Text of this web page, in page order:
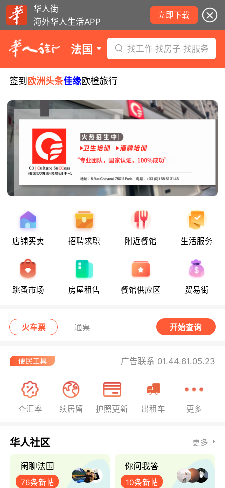
华人街
海外华人生活APP
立即下载
法国 找工作 找房子 找服务
签到 欧洲头条佳缘欧橙旅行
店铺买卖 招聘求职 附近餐馆 生活服务
跳蚤市场 房屋租售 餐馆供应区 贸易街
火车票 通票 开始查询
广告联系 01.44.61.05.23
查汇率 续居留 护照更新 出租车 更多
华人社区 更多
闲聊法国
76条新帖
你问我答
10条新帖